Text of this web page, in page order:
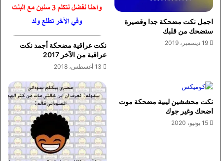
اجمل نكت مضحكة جدا وقصيرة
ستضحك من قلبك
19 ديسمبر، 2019
نكت عراقية مضحكة أجمد نكت
عراقية من الآخر 2017
13 أغسطس، 2018
نكت محششين ليبية مضحكة موت
اضحك وغير جوك
15 يونيو، 2020